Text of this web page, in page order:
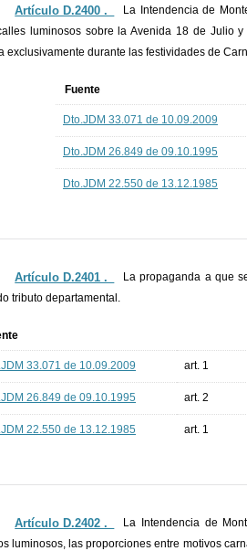
Artículo D.2400 ._
La Intendencia de
luminosos sobre la Avenida 18 de Julio
exclusivamente durante las festividades de
Fuente
Dto.JDM 33.071 de 10.09.2009
Dto.JDM 26.849 de 09.10.1995
Dto.JDM 22.550 de 13.12.1985
Artículo D.2401 ._
La propaganda a que
tributo departamental.
33.071 de 10.09.2009 art. 1
26.849 de 09.10.1995 art. 2
22.550 de 13.12.1985 art. 1
Artículo D.2402 ._
La Intendencia de
luminosos, las proporciones entre motivos